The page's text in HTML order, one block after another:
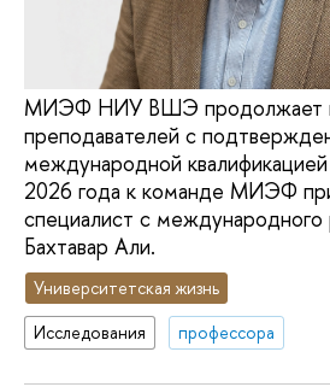
МИЭФ НИУ ВШЭ продолжает
преподавателей с
международной
2026 года к команде МИЭФ
специалист с международного
Бахтавар Али.
Университетская жизнь
Исследования
профессора